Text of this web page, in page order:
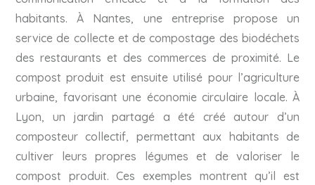
habitants. À Nantes, une entreprise propose un
service de collecte et de compostage des biodéchets
des restaurants et des commerces de proximité. Le
compost produit est ensuite utilisé pour l’agriculture
urbaine, favorisant une économie circulaire locale. À
Lyon, un jardin partagé a été créé autour d’un
composteur collectif, permettant aux habitants de
cultiver leurs propres légumes et de valoriser le
compost produit. Ces exemples montrent qu’il est